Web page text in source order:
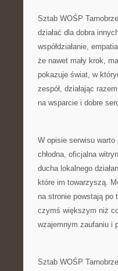
Sztab WOŚP
działać dla dobra
współdziałanie,
że nawet mały krok,
pokazuje świat, w
zespół, działając
na wsparcie i dobre
W opisie serwisu
chłodna, oficjalna
ducha lokalnego
które im towarzyszą.
na stronie powstają po
czymś większym niż
wzajemnym zaufaniu i
Sztab WOŚP